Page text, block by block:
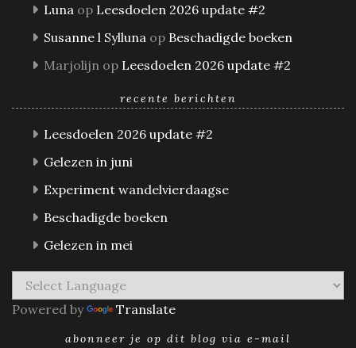
Luna op Leesdoelen 2026 update #2
Susanne l Sylluna op Beschadigde boeken
Marjolijn op Leesdoelen 2026 update #2
recente berichten
Leesdoelen 2026 update #2
Gelezen in juni
Experiment wandelvierdaagse
Beschadigde boeken
Gelezen in mei
Powered by Translate
abonneer je op dit blog via e-mail